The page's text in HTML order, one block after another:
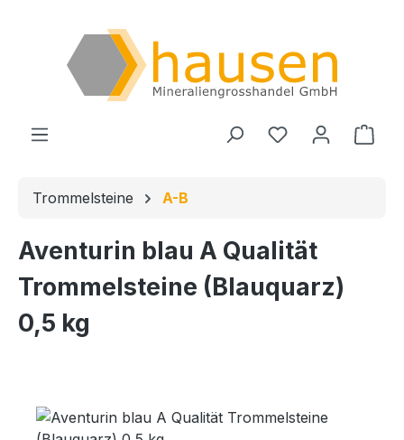
Du hast 0
Trommelsteine A-B
Aventurin blau A Qualität
Trommelsteine (Blauquarz)
0,5 kg
Bildergalerie überspringen